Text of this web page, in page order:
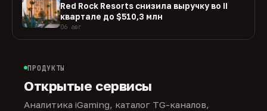
Red Rock Resorts снизила выручку во II
квартале до $510,3 млн
06 авг
ПРОДУКТЫ
Открытые сервисы
Аналитика iGaming, каталог TG-каналов,